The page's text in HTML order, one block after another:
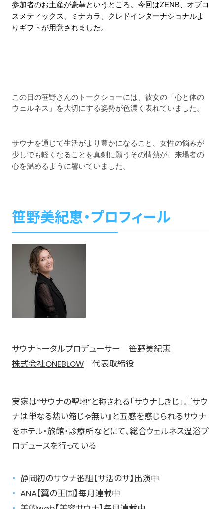
参加者のお土産が豪華というところ。今回はZENB、オブコ
スメティックス、ミナカラ、クレドインターナショナルよ
りギフトが用意されました。
この日の笹野さんのトークショーには、彼女の「心と体の
ウェルネス」を大切にする姿勢が色濃く表れていました。
サウナを通じて生活がより豊かになること、女性の悩みが
少しでも軽くなることを真剣に願うその情熱が、来場者の
心を温めるように響いていました。
笹野美紀恵・プロフィール
サウナトータルプロデューサー 笹野美紀恵
株式会社ONEBLOW代表取締役
実家は“サウナの聖地”と称される「サウナしきじ」。『サウ
ナは単なる熱い箱じゃ無い』と五感を感じられるサウナ
をホテル・旅館・診療所などにて、総合ウェルネス温浴プ
ロデュースを行っている
静岡初のサウナ番組【サ活のサ】出演中
ANA【翼の王国】毎月連載中